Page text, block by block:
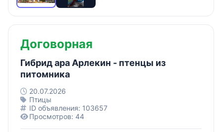
Договорная
Гибрид ара Арлекин - птенцы из
питомника
20.07.2026
Птицы
ID объявления: 103657
Просмотров: 44